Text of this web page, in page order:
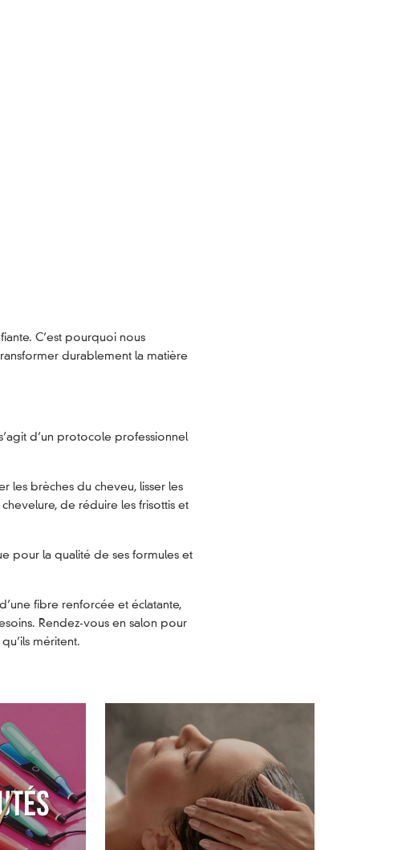
C’est pourquoi nous
durablement la matière
d’un protocole professionnel
les brèches du cheveu, lisser les
de réduire les frisottis et
pour la qualité de ses formules et
fibre renforcée et éclatante,
Rendez‑vous en salon pour
méritent.